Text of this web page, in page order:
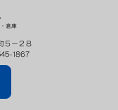
倉庫
５－２８
1867